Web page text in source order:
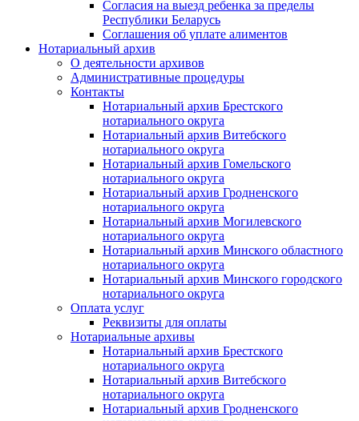
Согласия на выезд ребенка за пределы
Республики Беларусь
Соглашения об уплате алиментов
Нотариальный архив
О деятельности архивов
Административные процедуры
Контакты
Нотариальный архив Брестского
нотариального округа
Нотариальный архив Витебского
нотариального округа
Нотариальный архив Гомельского
нотариального округа
Нотариальный архив Гродненского
нотариального округа
Нотариальный архив Могилевского
нотариального округа
Нотариальный архив Минского областного
нотариального округа
Нотариальный архив Минского городского
нотариального округа
Оплата услуг
Реквизиты для оплаты
Нотариальные архивы
Нотариальный архив Брестского
нотариального округа
Нотариальный архив Витебского
нотариального округа
Нотариальный архив Гродненского